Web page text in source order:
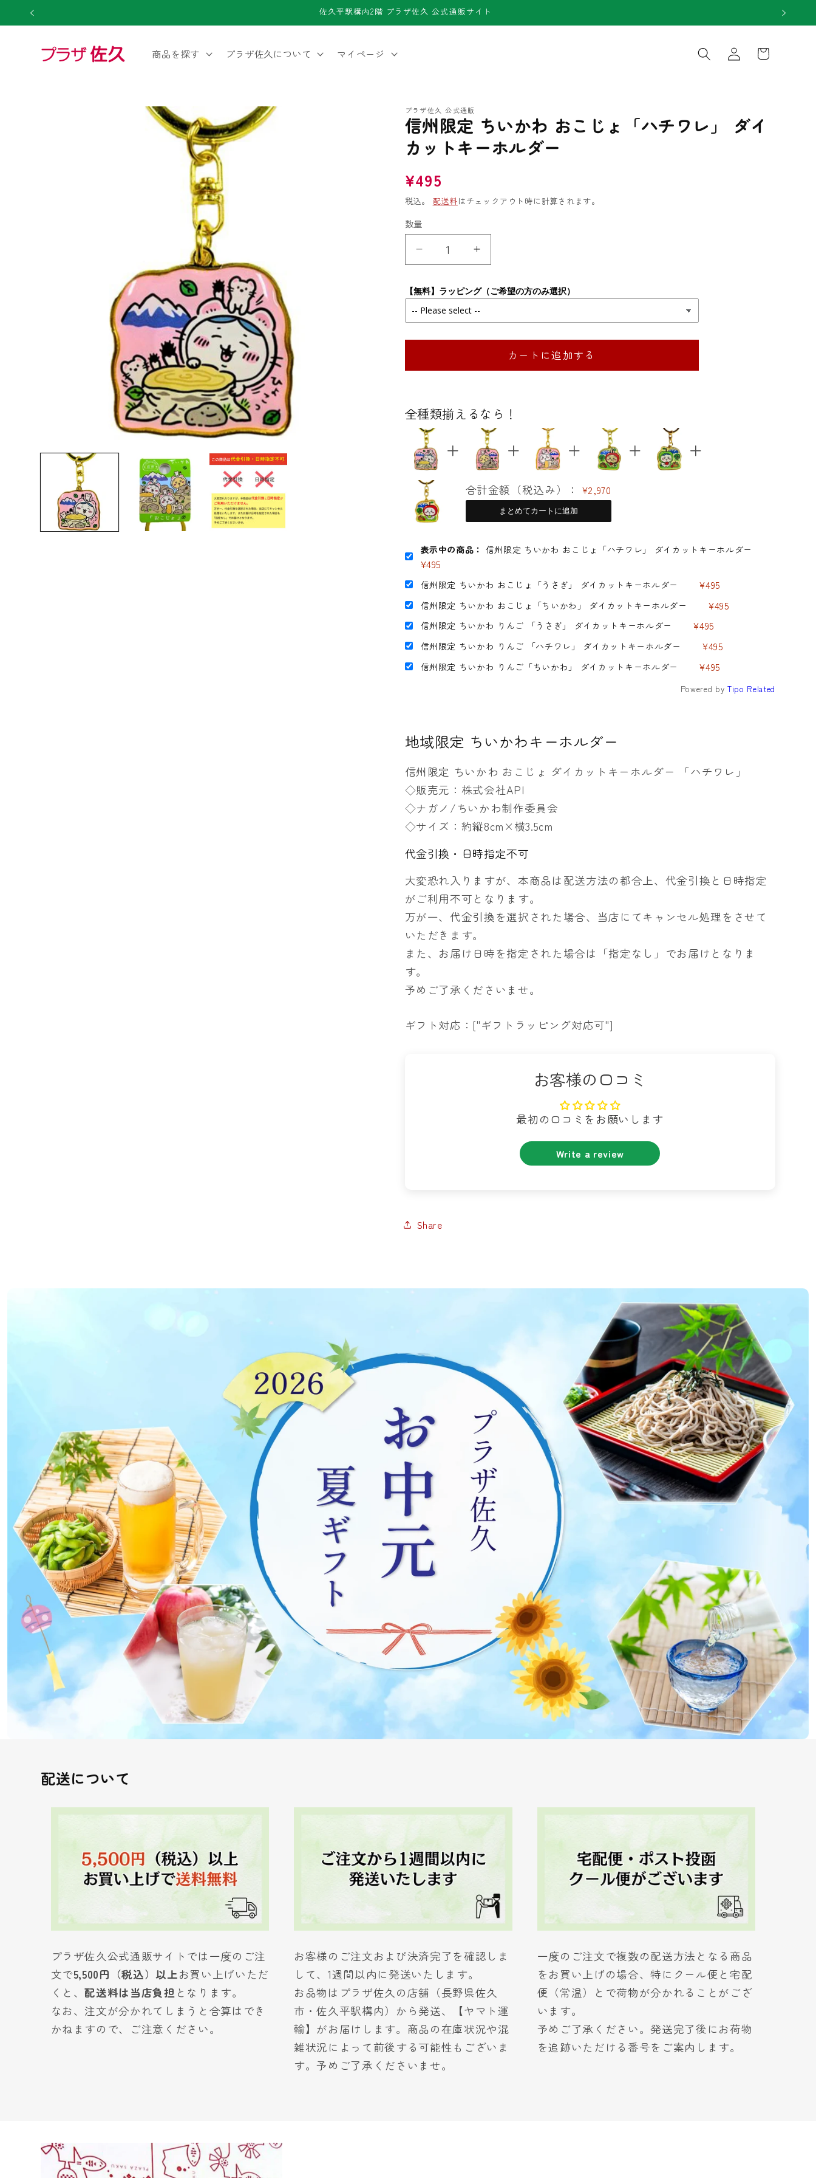
ンツに
進む
佐久平駅構内2階 プラザ佐久 公式通販サイト
商品を探す プラザ佐久について マイページ
ロ
グ
イ
ー
ー
ア
プラザ佐久 公式通販
信州限定 ちいかわ おこじょ「ハチワレ」 ダイ
カットキーホルダー
通
常
価
格
¥495
税込。 配送料はチェックアウト時に計算されます。
数
数量
限
定
ち
い
わ
じ
ょ
「ハ
チ
ワ
レ」
ダ
カ
ッ
ト
キ
ホ
ル
ダ
量
を
減
す
信
限
ち
い
わ
じ
ょ
「ハ
チ
ワ
レ」
ダ
カ
ト
キ
ホ
ル
ダ
を
増
す
【無料】ラッピング（ご希望の方のみ選択）
カートに追加する
全種類揃えるなら！
合計金額（税込み）： ¥2,970
まとめてカートに追加
表示中の商品： 信州限定 ちいかわ おこじょ「ハチワレ」 ダイカットキーホルダー
¥495
信州限定 ちいかわ おこじょ「うさぎ」 ダイカットキーホルダー ¥495
信州限定 ちいかわ おこじょ「ちいかわ」 ダイカットキーホルダー ¥495
信州限定 ちいかわ りんご 「うさぎ」 ダイカットキーホルダー ¥495
信州限定 ちいかわ りんご 「ハチワレ」 ダイカットキーホルダー ¥495
信州限定 ちいかわ りんご「ちいかわ」 ダイカットキーホルダー ¥495
Powered byTipo Related
地域限定 ちいかわキーホルダー
信州限定 ちいかわ おこじょ ダイカットキーホルダー 「ハチワレ」
◇販売元：株式会社API
◇ナガノ/ちいかわ制作委員会
◇サイズ：約縦8cm×横3.5cm
代金引換・日時指定不可
大変恐れ入りますが、本商品は配送方法の都合上、代金引換と日時指定
がご利用不可となります。
万が一、代金引換を選択された場合、当店にてキャンセル処理をさせて
いただきます。
また、お届け日時を指定された場合は「指定なし」でお届けとなりま
す。
予めご了承くださいませ。
ギフト対応：["ギフトラッピング対応可"]
お客様の口コミ
最初の口コミをお願いします
Write a review
Share
配送について
プラザ佐久公式通販サイトでは一度のご注
文で5,500円（税込）以上お買い上げいただ
くと、配送料は当店負担 となります。
なお、注文が分かれてしまうと合算はでき
かねますので、ご注意ください。
お客様のご注文および決済完了を確認しま
して、1週間以内に発送いたします。
お品物はプラザ佐久の店舗（長野県佐久
市・佐久平駅構内）から発送、【ヤマト運
輸】がお届けします。商品の在庫状況や混
雑状況によって前後する可能性もございま
す。予めご了承くださいませ。
一度のご注文で複数の配送方法となる商品
をお買い上げの場合、特にクール便と宅配
便（常温）とで荷物が分かれることがござ
います。
予めご了承ください。発送完了後にお荷物
を追跡いただける番号をご案内します。